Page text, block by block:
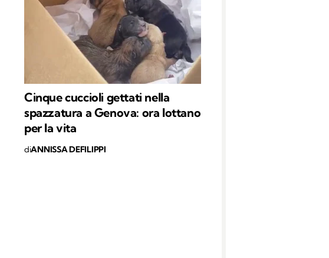
Cinque cuccioli gettati nella
spazzatura a Genova: ora lottano
per la vita
diANNISSA DEFILIPPI